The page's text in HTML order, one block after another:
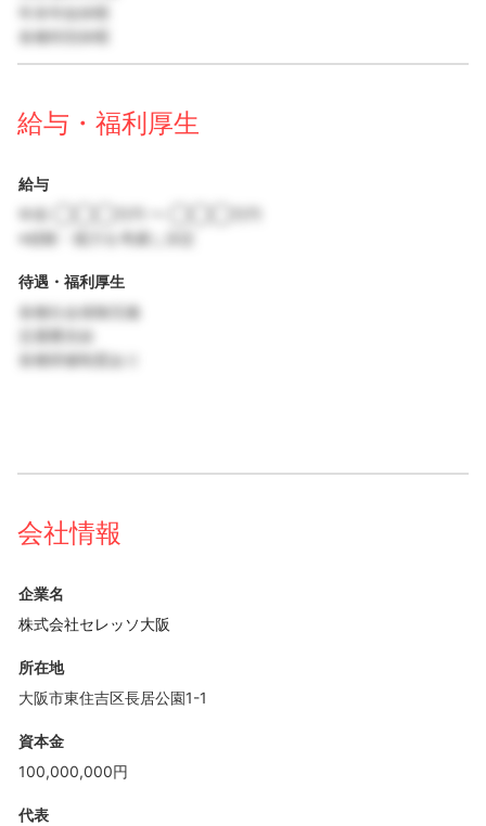
年末年始休暇
各種特別休暇
給与・福利厚生
給与
※経験・能力を考慮し決定
待遇・福利厚生
各種社会保険完備
交通費支給
各種研修制度あり
会社情報
企業名
株式会社セレッソ大阪
所在地
大阪市東住吉区長居公園1-1
資本金
100,000,000円
代表